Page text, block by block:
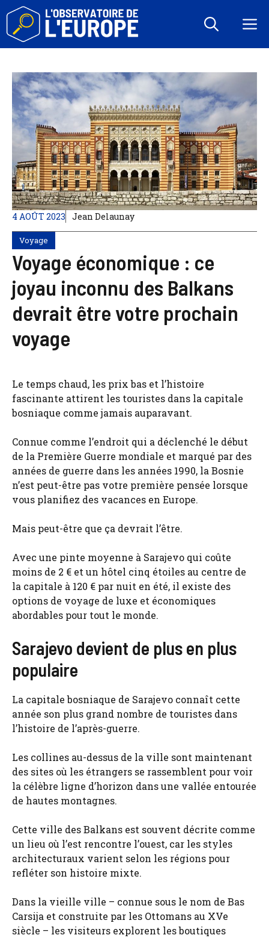
Aller
contenu
4 AOÛT 2023 Jean Delaunay
Voyage
Voyage économique : ce
joyau inconnu des Balkans
devrait être votre prochain
voyage
Le temps chaud, les prix bas et l’histoire
fascinante attirent les touristes dans la capitale
bosniaque comme jamais auparavant.
Connue comme l’endroit qui a déclenché le début
de la Première Guerre mondiale et marqué par des
années de guerre dans les années 1990, la Bosnie
n’est peut-être pas votre première pensée lorsque
vous planifiez des vacances en Europe.
Mais peut-être que ça devrait l’être.
Avec une pinte moyenne à Sarajevo qui coûte
moins de 2 € et un hôtel cinq étoiles au centre de
la capitale à 120 € par nuit en été, il existe des
options de voyage de luxe et économiques
abordables pour tout le monde.
Sarajevo devient de plus en plus
populaire
La capitale bosniaque de Sarajevo connaît cette
année son plus grand nombre de touristes dans
l’histoire de l’après-guerre.
Les collines au-dessus de la ville sont maintenant
des sites où les étrangers se rassemblent pour voir
la célèbre ligne d’horizon dans une vallée entourée
de hautes montagnes.
Cette ville des Balkans est souvent décrite comme
un lieu où l’est rencontre l’ouest, car les styles
architecturaux varient selon les régions pour
refléter son histoire mixte.
Dans la vieille ville – connue sous le nom de Bas
Carsija et construite par les Ottomans au XVe
siècle – les visiteurs explorent les boutiques